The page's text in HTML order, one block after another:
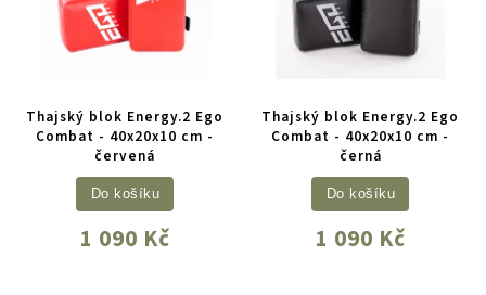
Thajský blok Energy.2 Ego
Combat - 40x20x10 cm -
červená
1 090 Kč
Do košíku
Thajský blok Energy.2 Ego
Combat - 40x20x10 cm -
černá
1 090 Kč
Do košíku